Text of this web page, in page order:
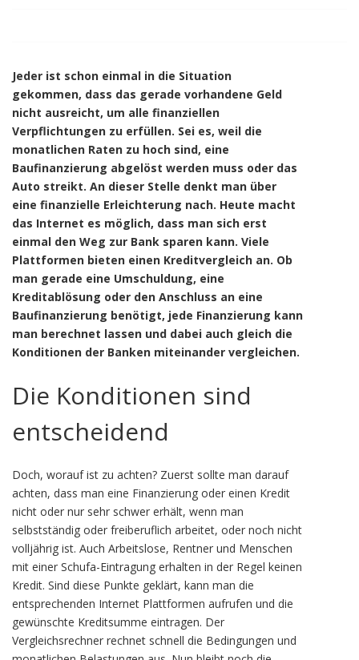
Jeder ist schon einmal in die Situation
gekommen, dass das gerade vorhandene Geld
nicht ausreicht, um alle finanziellen
Verpflichtungen zu erfüllen. Sei es, weil die
monatlichen Raten zu hoch sind, eine
Baufinanzierung abgelöst werden muss oder das
Auto streikt. An dieser Stelle denkt man über
eine finanzielle Erleichterung nach. Heute macht
das Internet es möglich, dass man sich erst
einmal den Weg zur Bank sparen kann. Viele
Plattformen bieten einen Kreditvergleich an. Ob
man gerade eine Umschuldung, eine
Kreditablösung oder den Anschluss an eine
Baufinanzierung benötigt, jede Finanzierung kann
man berechnet lassen und dabei auch gleich die
Konditionen der Banken miteinander vergleichen.
Die Konditionen sind
entscheidend
Doch, worauf ist zu achten? Zuerst sollte man darauf
achten, dass man eine Finanzierung oder einen Kredit
nicht oder nur sehr schwer erhält, wenn man
selbstständig oder freiberuflich arbeitet, oder noch nicht
volljährig ist. Auch Arbeitslose, Rentner und Menschen
mit einer Schufa-Eintragung erhalten in der Regel keinen
Kredit. Sind diese Punkte geklärt, kann man die
entsprechenden Internet Plattformen aufrufen und die
gewünschte Kreditsumme eintragen. Der
Vergleichsrechner rechnet schnell die Bedingungen und